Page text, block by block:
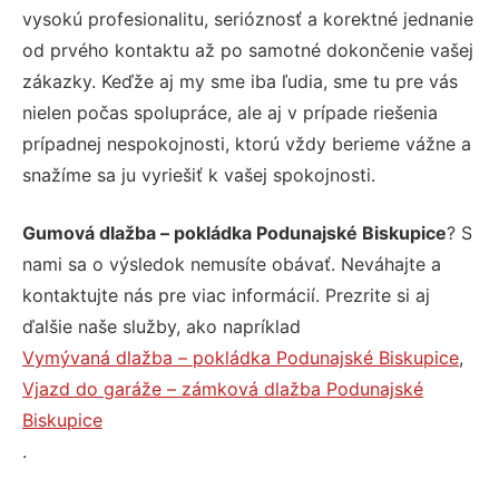
vysokú profesionalitu, serióznosť a korektné jednanie
od prvého kontaktu až po samotné dokončenie vašej
zákazky. Keďže aj my sme iba ľudia, sme tu pre vás
nielen počas spolupráce, ale aj v prípade riešenia
prípadnej nespokojnosti, ktorú vždy berieme vážne a
snažíme sa ju vyriešiť k vašej spokojnosti.
Gumová dlažba – pokládka Podunajské Biskupice? S
nami sa o výsledok nemusíte obávať. Neváhajte a
kontaktujte nás pre viac informácií. Prezrite si aj
ďalšie naše služby, ako napríklad
Vymývaná dlažba – pokládka Podunajské Biskupice,
Vjazd do garáže – zámková dlažba Podunajské
Biskupice
.